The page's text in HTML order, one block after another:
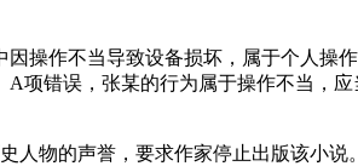
操作不当导致设备损坏，属于个人操
项错误，张某的行为属于操作不当，
人物的声誉，要求作家停止出版该小说